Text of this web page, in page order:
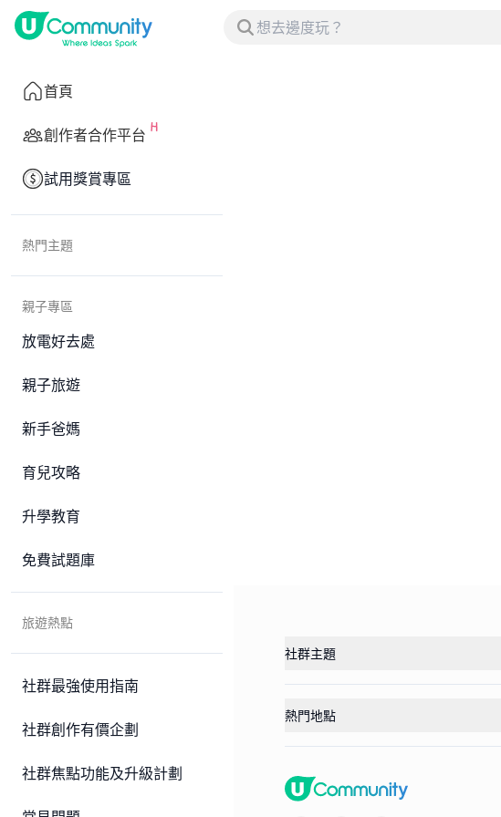
首頁
創作者合作平台
試用獎賞專區
熱門主題
親子專區
放電好去處
親子旅遊
新手爸媽
育兒攻略
升學教育
免費試題庫
旅遊熱點
社群最強使用指南
社群創作有價企劃
社群焦點功能及升級計劃
社群主題
熱門地點